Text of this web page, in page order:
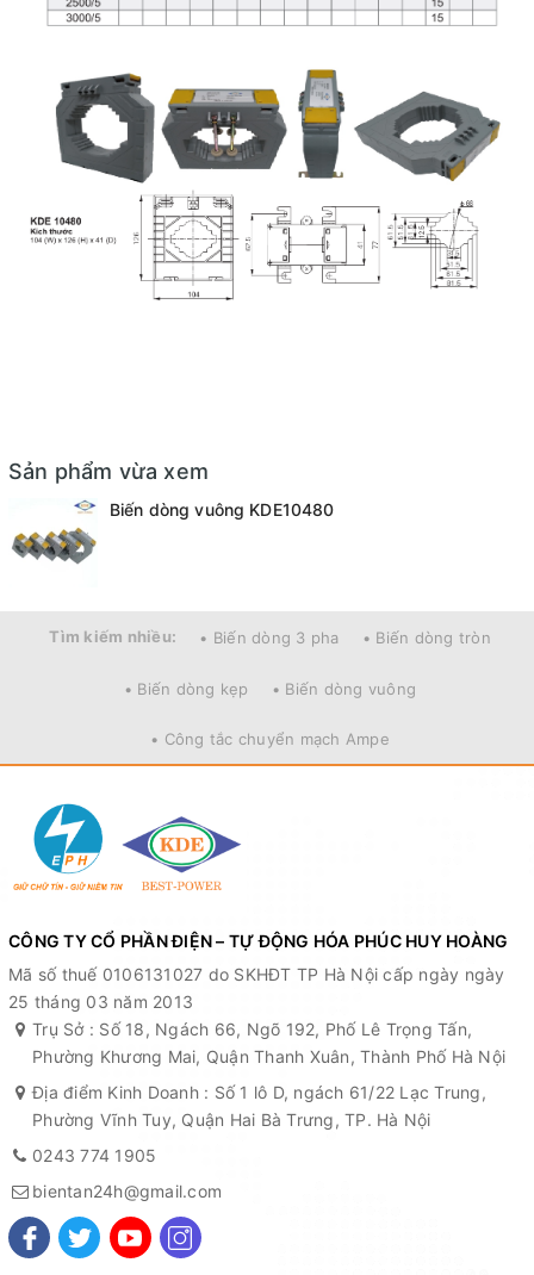
Sản phẩm vừa xem
Biến dòng vuông KDE10480
Tìm kiếm nhiều: • Biến dòng 3 pha • Biến dòng tròn
• Biến dòng kẹp • Biến dòng vuông
• Công tắc chuyển mạch Ampe
CÔNG TY CỔ PHẦN ĐIỆN – TỰ ĐỘNG HÓA PHÚC HUY HOÀNG
Mã số thuế 0106131027 do SKHĐT TP Hà Nội cấp ngày ngày
25 tháng 03 năm 2013
Trụ Sở : Số 18, Ngách 66, Ngõ 192, Phố Lê Trọng Tấn,
Phường Khương Mai, Quận Thanh Xuân, Thành Phố Hà Nội
Địa điểm Kinh Doanh : Số 1 lô D, ngách 61/22 Lạc Trung,
Phường Vĩnh Tuy, Quận Hai Bà Trưng, TP. Hà Nội
0243 774 1905
bientan24h@gmail.com